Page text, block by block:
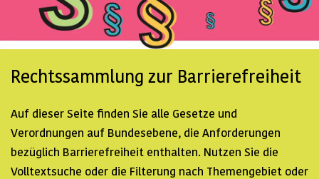
Rechtssammlung zur Barrierefreiheit
Auf dieser Seite finden Sie alle Gesetze und
Verordnungen auf Bundesebene, die Anforderungen
bezüglich Barrierefreiheit enthalten. Nutzen Sie die
Volltextsuche oder die Filterung nach Themengebiet oder